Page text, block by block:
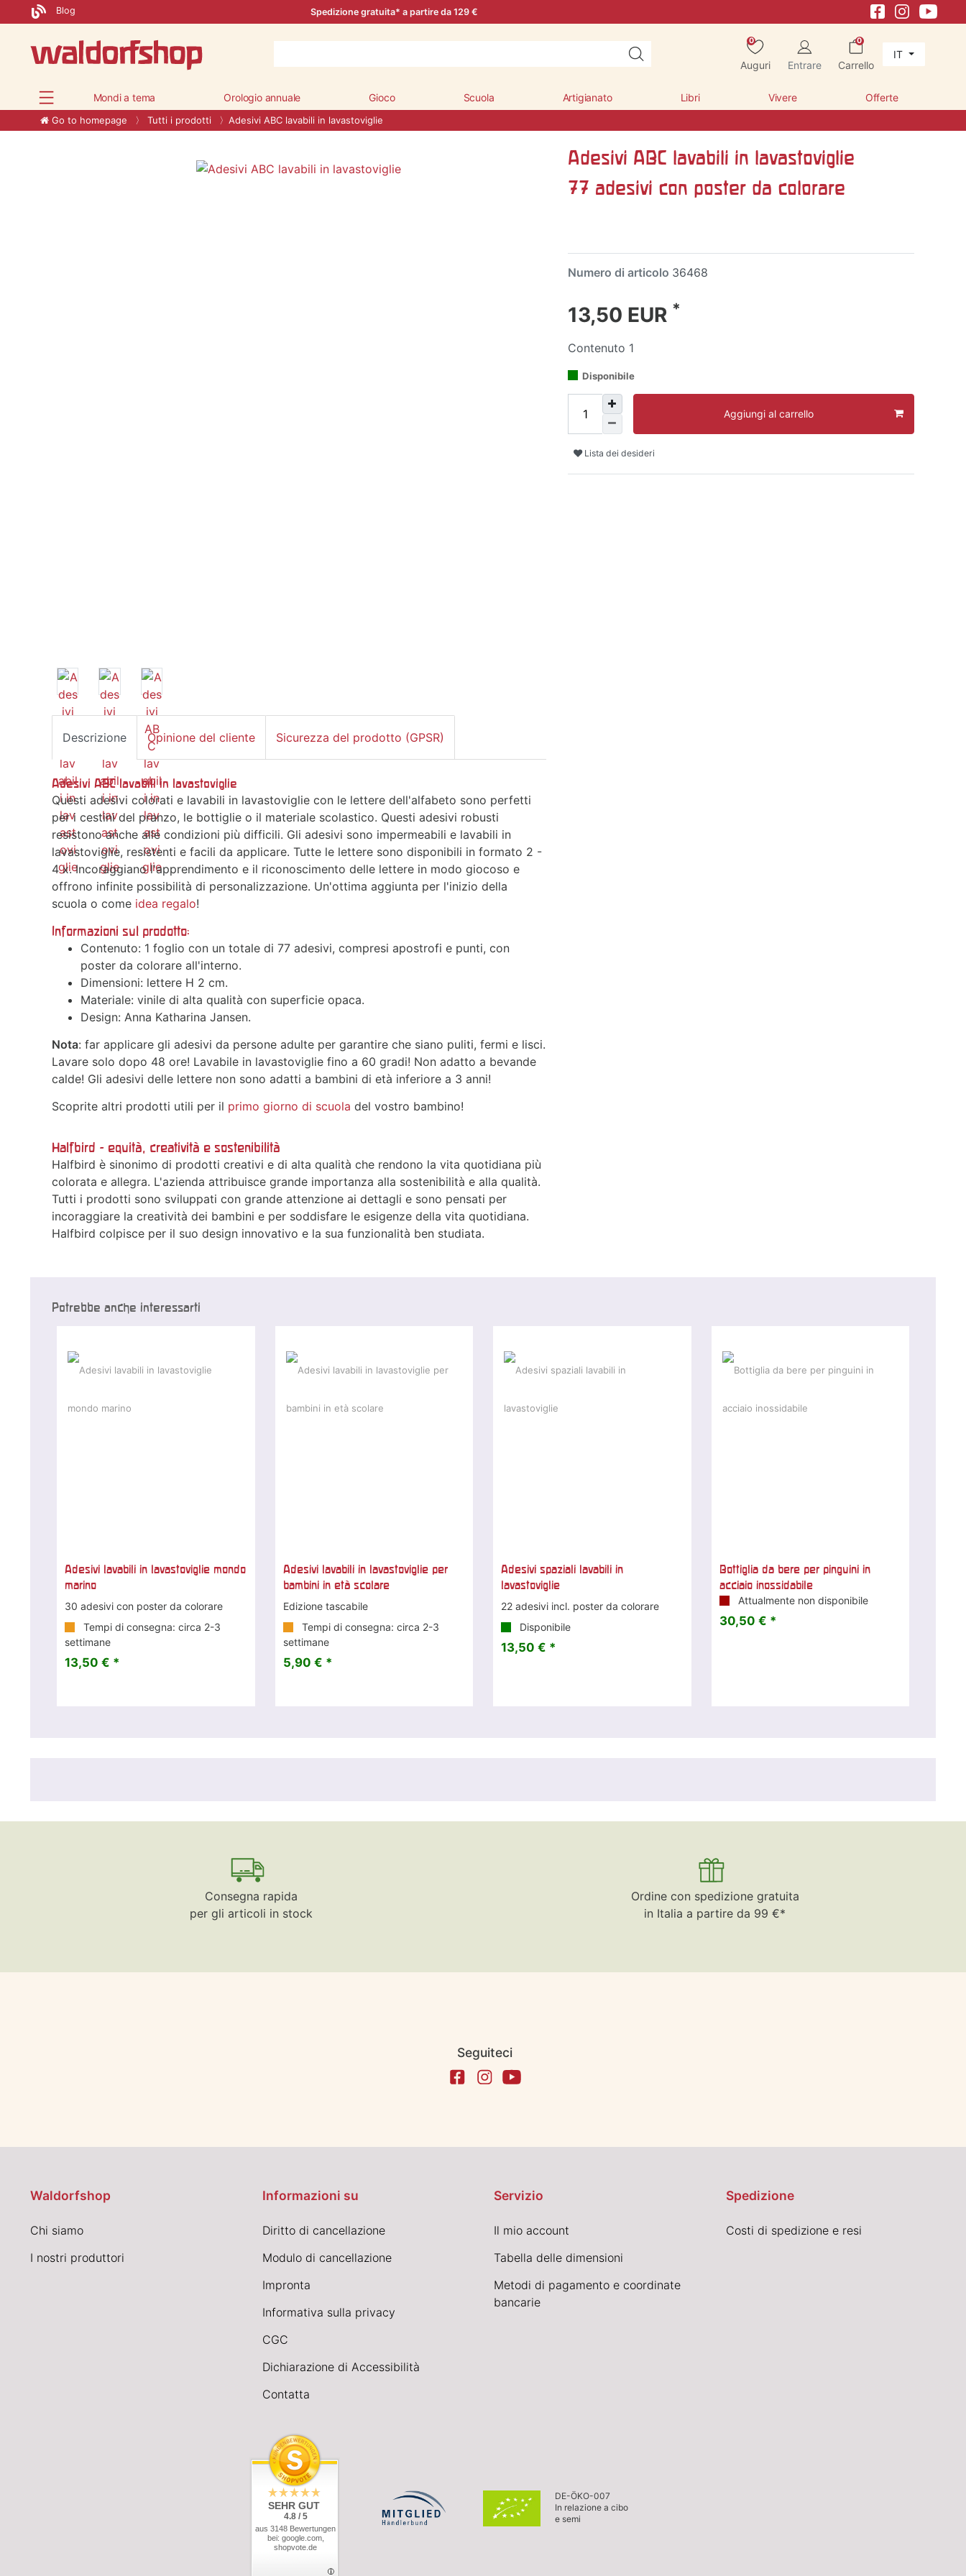
Blog Spedizione gratuita* a partire da 129 €
0
Auguri Entrare
0
Carrello
IT
Mondi a tema Orologio annuale Gioco Scuola Artigianato Libri Vivere Offerte
Go to homepage Tutti i prodotti Adesivi ABC lavabili in lavastoviglie
Adesivi ABC lavabili in lavastoviglie
77 adesivi con poster da colorare
Numero di articolo 36468
13,50 EUR *
Contenuto 1
Disponibile
Aggiungi al carrello
Lista dei desideri
Descrizione Opinione del cliente Sicurezza del prodotto (GPSR)
Adesivi ABC lavabili in lavastoviglie
Questi adesivi colorati e lavabili in lavastoviglie con le lettere dell'alfabeto sono perfetti
per i cestini del pranzo, le bottiglie o il materiale scolastico. Questi adesivi robusti
resistono anche alle condizioni più difficili. Gli adesivi sono impermeabili e lavabili in
lavastoviglie, resistenti e facili da applicare. Tutte le lettere sono disponibili in formato 2 -
4 x. Incoraggiano l'apprendimento e il riconoscimento delle lettere in modo giocoso e
offrono infinite possibilità di personalizzazione. Un'ottima aggiunta per l'inizio della
scuola o come idea regalo!
Informazioni sul prodotto:
Contenuto: 1 foglio con un totale di 77 adesivi, compresi apostrofi e punti, con
poster da colorare all'interno.
Dimensioni: lettere H 2 cm.
Materiale: vinile di alta qualità con superficie opaca.
Design: Anna Katharina Jansen.
Nota: far applicare gli adesivi da persone adulte per garantire che siano puliti, fermi e lisci.
Lavare solo dopo 48 ore! Lavabile in lavastoviglie fino a 60 gradi! Non adatto a bevande
calde! Gli adesivi delle lettere non sono adatti a bambini di età inferiore a 3 anni!
Scoprite altri prodotti utili per il primo giorno di scuola del vostro bambino!
Halfbird - equità, creatività e sostenibilità
Halfbird è sinonimo di prodotti creativi e di alta qualità che rendono la vita quotidiana più
colorata e allegra. L'azienda attribuisce grande importanza alla sostenibilità e alla qualità.
Tutti i prodotti sono sviluppati con grande attenzione ai dettagli e sono pensati per
incoraggiare la creatività dei bambini e per soddisfare le esigenze della vita quotidiana.
Halfbird colpisce per il suo design innovativo e la sua funzionalità ben studiata.
Potrebbe anche interessarti
Adesivi lavabili in lavastoviglie mondo
marino
30 adesivi con poster da colorare
Tempi di consegna: circa 2-3
settimane
13,50 € *
Adesivi lavabili in lavastoviglie per
bambini in età scolare
Edizione tascabile
Tempi di consegna: circa 2-3
settimane
5,90 € *
Adesivi spaziali lavabili in
lavastoviglie
22 adesivi incl. poster da colorare
Disponibile
13,50 € *
Bottiglia da bere per pinguini in
acciaio inossidabile
Attualmente non disponibile
30,50 € *
Consegna rapida
per gli articoli in stock
Ordine con spedizione gratuita
in Italia a partire da 99 €*
Seguiteci
Waldorfshop
Chi siamo
I nostri produttori
Informazioni su
Diritto di cancellazione
Modulo di cancellazione
Impronta
Informativa sulla privacy
CGC
Dichiarazione di Accessibilità
Contatta
Servizio
Il mio account
Tabella delle dimensioni
Metodi di pagamento e coordinate
bancarie
Spedizione
Costi di spedizione e resi
SEHR GUT
4.8 / 5
aus 3148 Bewertungen
bei: google.com,
shopvote.de
DE-ÖKO-007
In relazione a cibo
e semi